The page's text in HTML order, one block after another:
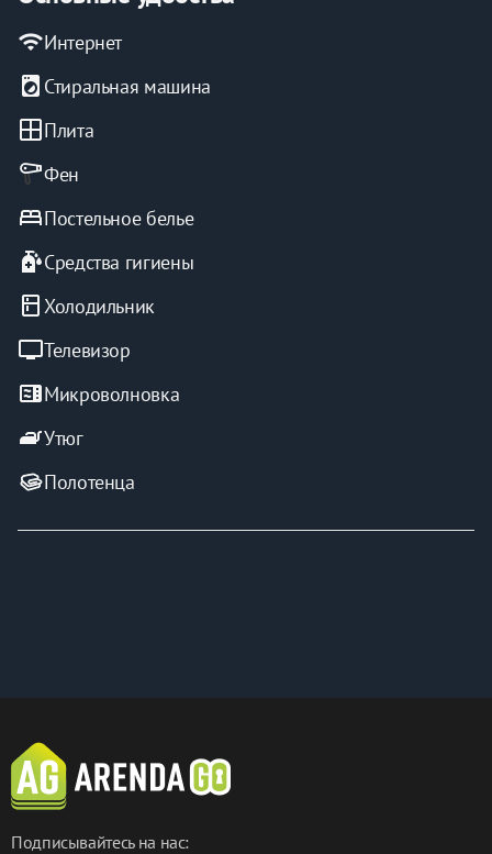
ОТСУТСТВУЕТ. Ближайшие места через дорогу.
wifiИнтернет
local_laundry_service Стиральная машина
windowПлита
Фен
bedПостельное белье
sanitizerСредства гигиены
kitchen Холодильник
tvТелевизор
microwaveМикроволновка
ironУтюг
Полотенца
Подписывайтесь на нас: